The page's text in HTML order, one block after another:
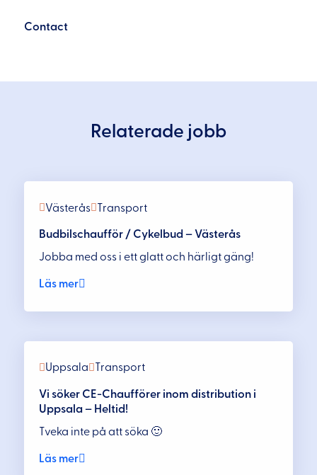
Contact
Relaterade jobb
Transport
Västerås
Budbilschaufför / Cykelbud – Västerås
Jobba med oss i ett glatt och härligt gäng!
Läs mer
Transport
Uppsala
Vi söker CE-Chaufförer inom distribution i
Uppsala – Heltid!
Tveka inte på att söka 🙂
Läs mer